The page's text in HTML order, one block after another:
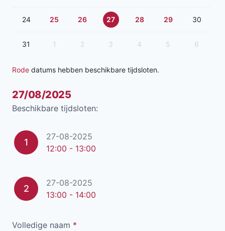
24 25 26 27 28 29 30
31 1 2 3 4 5 6
Rode datums hebben beschikbare tijdsloten.
27/08/2025
Beschikbare tijdsloten:
1
27-08-2025
12:00 - 13:00
2
27-08-2025
13:00 - 14:00
Volledige naam *